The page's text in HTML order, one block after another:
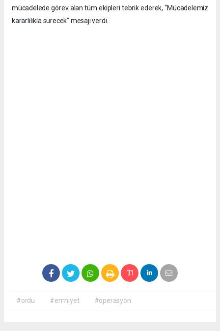
mücadelede görev alan tüm ekipleri tebrik ederek, “Mücadelemiz
kararlılıkla sürecek” mesajı verdi.
#ordu #emniyet #operasyon